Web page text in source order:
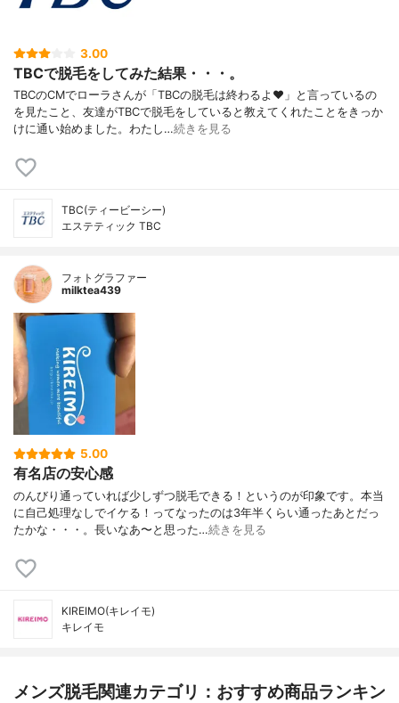
3.00
TBCで脱毛をしてみた結果・・・。
TBCのCMでローラさんが「TBCの脱毛は終わるよ♥」と言っているの
を見たこと、友達がTBCで脱毛をしていると教えてくれたことをきっか
けに通い始めました。わたし…続きを見る
TBC(ティービーシー)
エステティック TBC
フォトグラファー
milktea439
5.00
有名店の安心感
のんびり通っていれば少しずつ脱毛できる！というのが印象です。本当
に自己処理なしでイケる！ってなったのは3年半くらい通ったあとだっ
たかな・・・。長いなあ〜と思った…続きを見る
KIREIMO(キレイモ)
キレイモ
メンズ脱毛関連カテゴリ：おすすめ商品ランキン